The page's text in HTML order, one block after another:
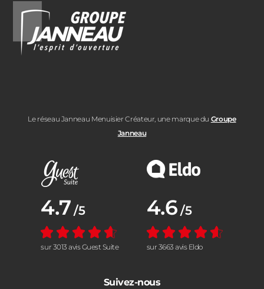
Le réseau Janneau Menuisier Créateur, une marque du Groupe
Janneau
Note moyenne :
4.7 /5
sur 3013 avis Guest Suite
Note moyenne :
4.6 /5
sur 3663 avis Eldo
Suivez-nous